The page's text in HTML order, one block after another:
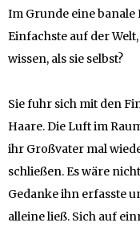
Im Grunde eine banale
Einfachste auf der
wissen, als sie selbst?
Sie fuhr sich mit den
Haare. Die Luft im
ihr Großvater mal
schließen. Es wäre
Gedanke ihn erfasste
alleine ließ. Sich auf